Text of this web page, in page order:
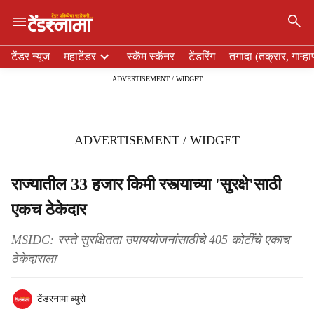
e
टेंडर न्यूज महाटेंडर स्कॅम स्कॅनर टेंडरिंग तगादा (तक्रार,
ADVERTISEMENT / WIDGET
ADVERTISEMENT / WIDGET
राज्यातील 33 हजार किमी रस्त्याच्या 'सुरक्षे'साठी
एकच ठेकेदार
MSIDC: रस्ते सुरक्षितता उपाययोजनांसाठीचे 405 कोटींचे एकाच
ठेकेदाराला
टेंडरनामा ब्युरो